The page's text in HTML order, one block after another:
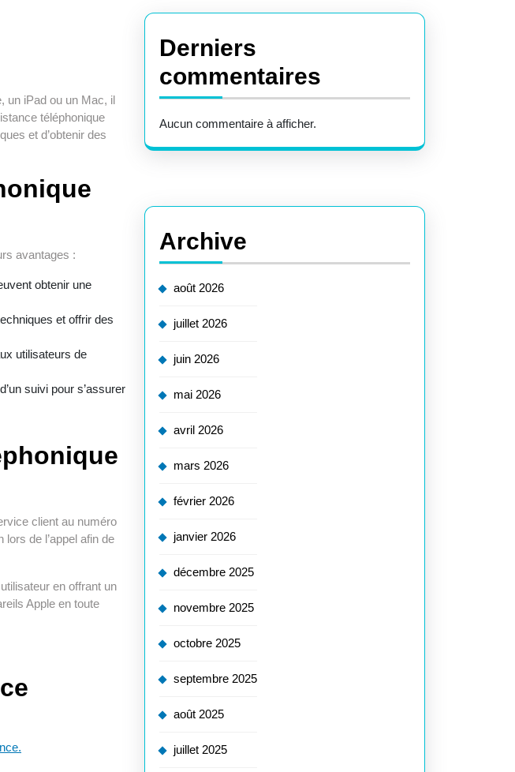
un iPad ou un Mac, il
téléphonique
et d’obtenir des
avantages :
obtenir une
et offrir des
utilisateurs de
suivi pour s’assurer
client au numéro
de l’appel afin de
en offrant un
Apple en toute
Derniers
commentaires
Aucun commentaire à afficher.
Archive
août 2026
juillet 2026
juin 2026
mai 2026
avril 2026
mars 2026
février 2026
janvier 2026
décembre 2025
novembre 2025
octobre 2025
septembre 2025
août 2025
juillet 2025